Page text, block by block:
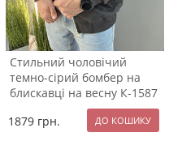
Стильний чоловічий
темно-сірий бомбер на
блискавці на весну К-1587
1879 грн.